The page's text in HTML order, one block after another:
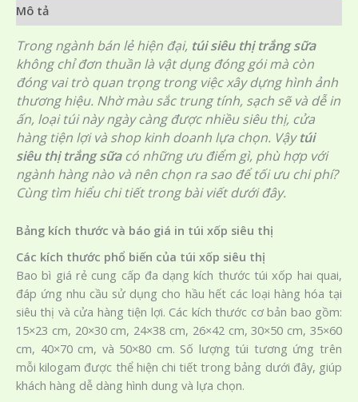
Mô tả
Trong ngành bán lẻ hiện đại, túi siêu thị trắng sữa
không chỉ đơn thuần là vật dụng đóng gói mà còn
đóng vai trò quan trọng trong việc xây dựng hình ảnh
thương hiệu. Nhờ màu sắc trung tính, sạch sẽ và dễ in
ấn, loại túi này ngày càng được nhiều siêu thị, cửa
hàng tiện lợi và shop kinh doanh lựa chọn. Vậytúi
siêu thị trắng sữacó những ưu điểm gì, phù hợp với
ngành hàng nào và nên chọn ra sao để tối ưu chi phí?
Cùng tìm hiểu chi tiết trong bài viết dưới đây.
Bảng kích thước và báo giá in túi xốp siêu thị
Các kích thước phổ biến của túi xốp siêu thị
Bao bì giá rẻ cung cấp đa dạng kích thước túi xốp hai quai,
đáp ứng nhu cầu sử dụng cho hầu hết các loại hàng hóa tại
siêu thị và cửa hàng tiện lợi. Các kích thước cơ bản bao gồm:
15×23 cm, 20×30 cm, 24×38 cm, 26×42 cm, 30×50 cm, 35×60
cm, 40×70 cm, và 50×80 cm. Số lượng túi tương ứng trên
mỗi kilogam được thể hiện chi tiết trong bảng dưới đây, giúp
khách hàng dễ dàng hình dung và lựa chọn.